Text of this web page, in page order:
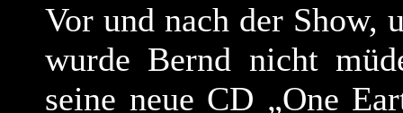
Vor und nach der Show,
wurde Bernd nicht
seine neue CD „One